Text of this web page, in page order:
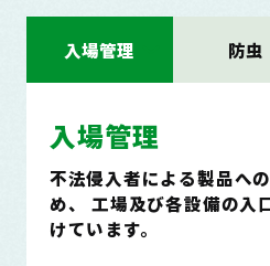
入場管理 防虫
入場管理
不法侵入者による製品へ
め、
工場及び各設備の入
けています。